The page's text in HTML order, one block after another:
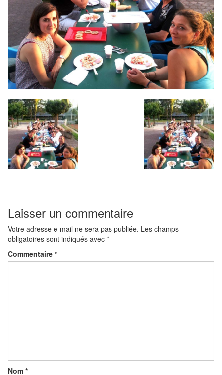
Laisser un commentaire
Votre adresse e-mail ne sera pas publiée. Les champs
obligatoires sont indiqués avec *
Commentaire *
Nom *